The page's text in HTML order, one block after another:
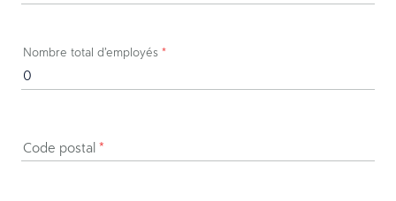
Nombre total d’employés *
Code postal *